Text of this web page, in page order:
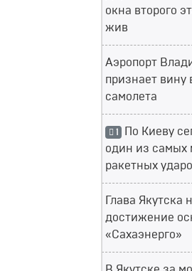
окна второго
жив
Аэропорт
признает вину
самолета
1 По Киеву
один из самых
ракетных
Глава Якутска
достижение
«Сахаэнерго»